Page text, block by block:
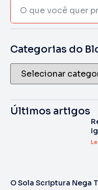
Categorias do
Últimos artigos
O Sola Scriptura Nega